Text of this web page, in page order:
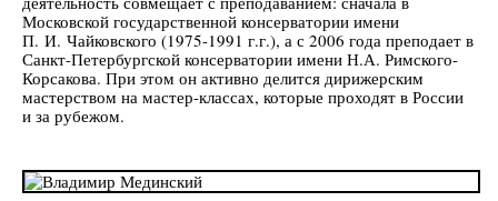
Московской государственной консерватории имени
П. И. Чайковского (1975-1991 г.г.), а с 2006 года преподает в
Санкт-Петербургской консерватории имени Н.А. Римского-
Корсакова. При этом он активно делится дирижерским
мастерством на мастер-классах, которые проходят в России
и за рубежом.